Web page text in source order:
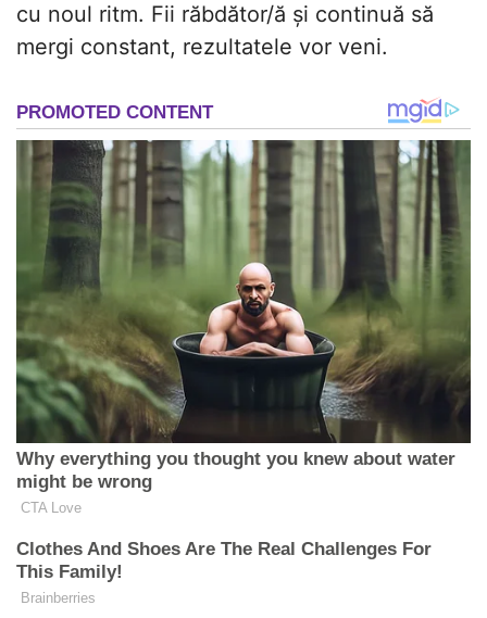
cu noul ritm. Fii răbdător/ă și continuă să
mergi constant, rezultatele vor veni.